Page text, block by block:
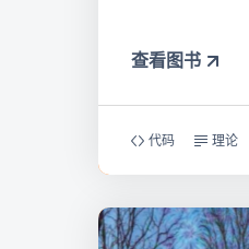
查看图书
代码 理论